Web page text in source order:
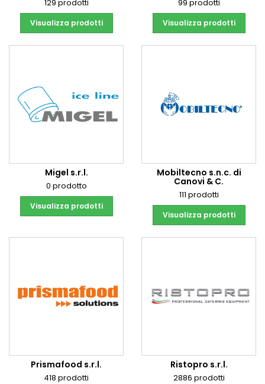
129 prodotti
Visualizza prodotti
99 prodotti
Visualizza prodotti
Migel s.r.l.
0 prodotto
Visualizza prodotti
Mobiltecno s.n.c. di
Canovi & C.
111 prodotti
Visualizza prodotti
Prismafood s.r.l.
418 prodotti
Ristopro s.r.l.
2886 prodotti